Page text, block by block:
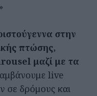
στην
πτώσης,
μαζί με τα
live
σε δρόμους και